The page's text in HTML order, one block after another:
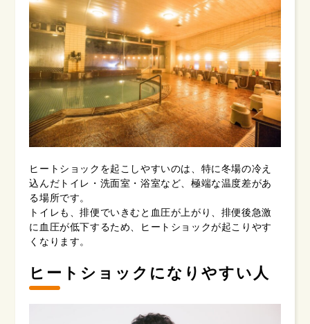
ヒートショックを起こしやすいのは、特に冬場の冷え
込んだトイレ・洗面室・浴室など、極端な温度差があ
る場所です。
トイレも、排便でいきむと血圧が上がり、排便後急激
に血圧が低下するため、ヒートショックが起こりやす
くなります。
ヒートショックになりやすい人